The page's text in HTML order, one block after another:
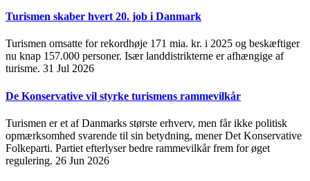
Turismen skaber hvert 20. job i Danmark
Turismen omsatte for rekordhøje 171 mia. kr. i 2025 og beskæftiger
nu knap 157.000 personer. Især landdistrikterne er afhængige af
turisme. 31 Jul 2026
De Konservative vil styrke turismens rammevilkår
Turismen er et af Danmarks største erhverv, men får ikke politisk
opmærksomhed svarende til sin betydning, mener Det Konservative
Folkeparti. Partiet efterlyser bedre rammevilkår frem for øget
regulering. 26 Jun 2026